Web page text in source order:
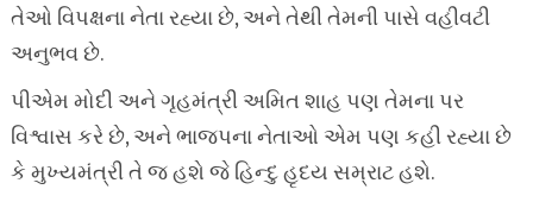
તેઓ વિપક્ષના નેતા રહ્યા છે, અને તેથી તેમની પાસે વહીવટી
અનુભવ છે.
પીએમ મોદી અને ગૃહમંત્રી અમિત શાહ પણ તેમના પર
વિશ્વાસ કરે છે, અને ભાજપના નેતાઓ એમ પણ કહી રહ્યા છે
કે મુખ્યમંત્રી તે જ હશે જે હિન્દુ હૃદય સમ્રાટ હશે.